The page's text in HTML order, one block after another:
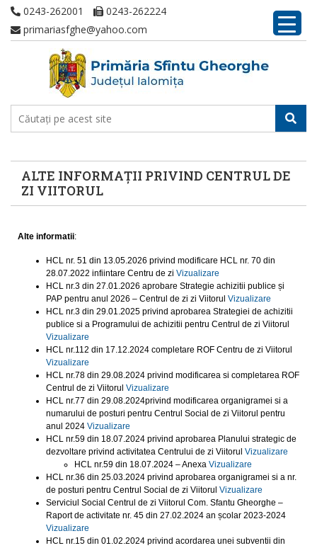
0243-262001
0243-262224
primariasfghe@yahoo.com
ALTE INFORMAȚII PRIVIND CENTRUL DE
ZI VIITORUL
Alte informatii:
HCL nr. 51 din 13.05.2026 privind modificare HCL nr. 70 din
28.07.2022 infiintare Centru de zi Vizualizare
HCL nr.3 din 27.01.2026 aprobare Strategie achizitii publice și
PAP pentru anul 2026 – Centrul de zi zi Viitorul Vizualizare
HCL nr.3 din 29.01.2025 privind aprobarea Strategiei de achizitii
publice si a Programului de achizitii pentru Centrul de zi Viitorul
Vizualizare
HCL nr.112 din 17.12.2024 completare ROF Centru de zi Viitorul
Vizualizare
HCL nr.78 din 29.08.2024 privind modificarea si completarea ROF
Centrul de zi Viitorul Vizualizare
HCL nr.77 din 29.08.2024privind modificarea organigramei si a
numarului de posturi pentru Centrul Social de zi Viitorul pentru
anul 2024 Vizualizare
HCL nr.59 din 18.07.2024 privind aprobarea Planului strategic de
dezvoltare privind activitatea Centrului de zi Viitorul Vizualizare
HCL nr.59 din 18.07.2024 – Anexa Vizualizare
HCL nr.36 din 25.03.2024 privind aprobarea organigramei si a nr.
de posturi pentru Centrul Social de zi Viitorul Vizualizare
Serviciul Social Centrul de zi Viitorul Com. Sfantu Gheorghe –
Raport de activitate nr. 45 din 27.02.2024 an școlar 2023-2024
Vizualizare
HCL nr.15 din 01.02.2024 privind acordarea unei subventii din